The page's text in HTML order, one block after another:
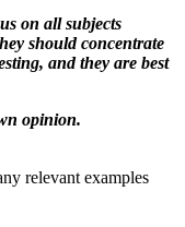
on all subjects
should concentrate
and they are best
opinion.
relevant examples